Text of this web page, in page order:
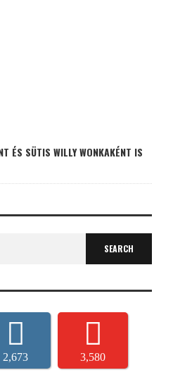
ÉS SÜTIS WILLY WONKAKÉNT IS
2,673 3,580